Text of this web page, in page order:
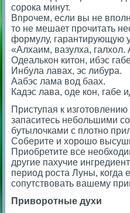
сорока минут.
Впрочем, если вы не
то не мешает прочитать
формулу, гарантирующую
«Алхаим, вазулха, галхол.
Одеалькон китон, ибэс
Инбула лавах, эс либура.
Аабэс лама вод баах.
Кадэс лава, оде кон, габе
Приступая к
запаситесь небольшими
бутылочками с плотно
Соберите и хорошо
Приобретите все
другие пахучие
период роста Луны,
сопутствовать вашему
Приворотные духи